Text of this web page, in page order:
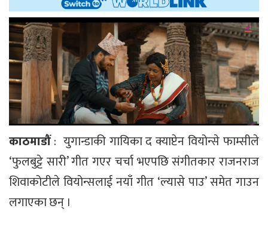
काठमाडौं: युगान्डाकी गायिका द क्याप्टेन वियोन्से फाम्सीले
‘फुलबुट्टे सारी’ गीत गएर चर्चा भएपछि संगीतकार राजनराज
शिवाकोटीले वियोन्सलाई नयाँ गीत ‘ल्यासे पाउ’ समेत गाउन
लगाएका छन् ।